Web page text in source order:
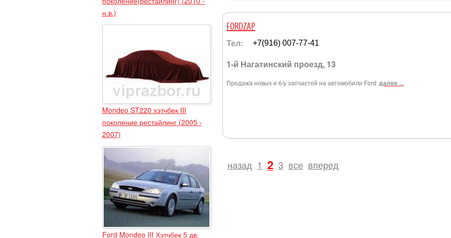
н.в.)
Mondeo ST220 хэтчбек III
поколение рестайлинг (2005 -
2007)
Ford Mondeo III Хэтчбек 5 дв.
FORDZAP
Тел: +7(916) 007-77-41
1-й Нагатинский проезд, 13
Продажа новых и б/у запчастей на автомобили Ford далее ...
назад 1 2 3 все вперед